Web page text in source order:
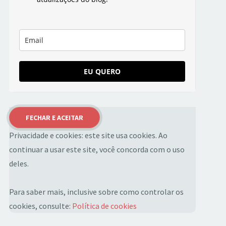
EU QUERO
Privacidade e cookies: este site usa cookies. Ao
continuar a usar este site, você concorda com o uso
deles.
Para saber mais, inclusive sobre como controlar os
cookies, consulte: Política de cookies